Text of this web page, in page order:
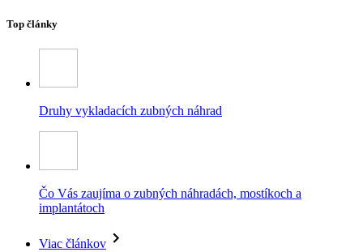
Top články
Druhy vykladacích zubných náhrad
Čo Vás zaujíma o zubných náhradách, mostíkoch a
implantátoch
Viac článkov